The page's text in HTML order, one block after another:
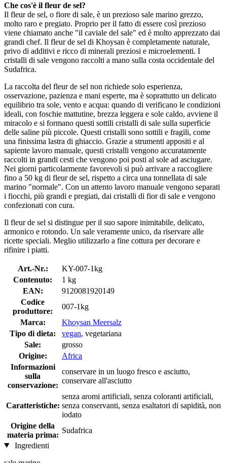
Che cos'è il fleur de sel?
Il fleur de sel, o fiore di sale, è un prezioso sale marino grezzo,
molto raro e pregiato. Proprio per il fatto di essere così prezioso
viene chiamato anche "il caviale del sale" ed è molto apprezzato dai
grandi chef. Il fleur de sel di Khoysan è completamente naturale,
privo di additivi e ricco di minerali preziosi e microelementi. I
cristalli di sale vengono raccolti a mano sulla costa occidentale del
Sudafrica.
La raccolta del fleur de sel non richiede solo esperienza,
osservazione, pazienza e mani esperte, ma è soprattutto un delicato
equilibrio tra sole, vento e acqua: quando di verificano le condizioni
ideali, con foschie mattutine, brezza leggera e sole caldo, avviene il
miracolo e si formano questi sottili cristalli di sale sulla superficie
delle saline più piccole. Questi cristalli sono sottili e fragili, come
una finissima lastra di ghiaccio. Grazie a strumenti appositi e al
sapiente lavoro manuale, questi cristalli vengono accuratamente
raccolti in grandi cesti che vengono poi posti al sole ad asciugare.
Nei giorni particolarmente favorevoli si può arrivare a raccogliere
fino a 50 kg di fleur de sel, rispetto a circa una tonnellata di sale
marino "normale". Con un attento lavoro manuale vengono separati
i fiocchi, più grandi e pregiati, dai cristalli di fior di sale e vengono
confezionati con cura.
Il fleur de sel si distingue per il suo sapore inimitabile, delicato,
armonico e rotondo. Un sale veramente unico, da riservare alle
ricette speciali. Meglio utilizzarlo a fine cottura per decorare e
rifinire i piatti.
Art.-Nr.:
KY-007-1kg
Contenuto:
1 kg
EAN:
9120081920149
Codice
produttore:
007-1kg
Marca:
Khoysan Meersalz
Tipo di dieta:
vegan, vegetariana
Sale:
grosso
Origine:
Africa
Informazioni
sulla
conservazione:
conservare in un luogo fresco e asciutto,
conservare all'asciutto
Caratteristiche:
senza aromi artificiali, senza coloranti artificiali,
senza conservanti, senza esaltatori di sapidità, non
iodato
Origine della
materia prima:
Sudafrica
Ingredienti